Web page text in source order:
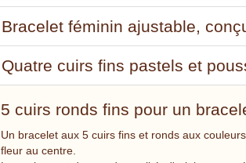
Bracelet féminin ajustable,
Quatre cuirs fins pastels et
5 cuirs ronds fins pour un
Un bracelet aux 5 cuirs fins et ronds aux
fleur au centre.